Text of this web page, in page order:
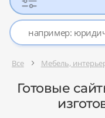
Все Мебель,
Готовые